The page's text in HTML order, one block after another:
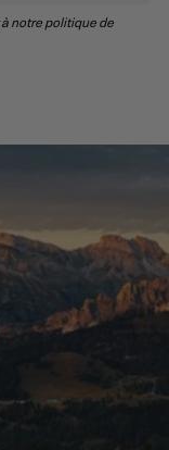
notre politique de